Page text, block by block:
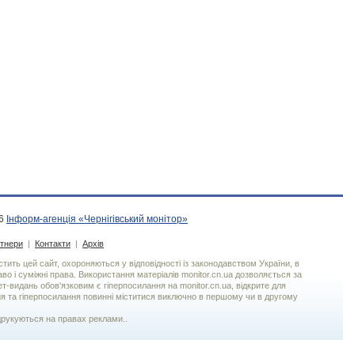
Інформ-агенція «Чернігівський монітор»
| Контакти | Архів
цей сайт, охороняються у відповідності із законодавством України, в
і суміжні права. Використання матерiалiв monitor.cn.ua дозволяється за
видань обов'язковим є гiперпосилання на monitor.cn.ua, відкрите для
гіперпосилання повинні міститися виключно в першому чи в другому
на правах реклами..